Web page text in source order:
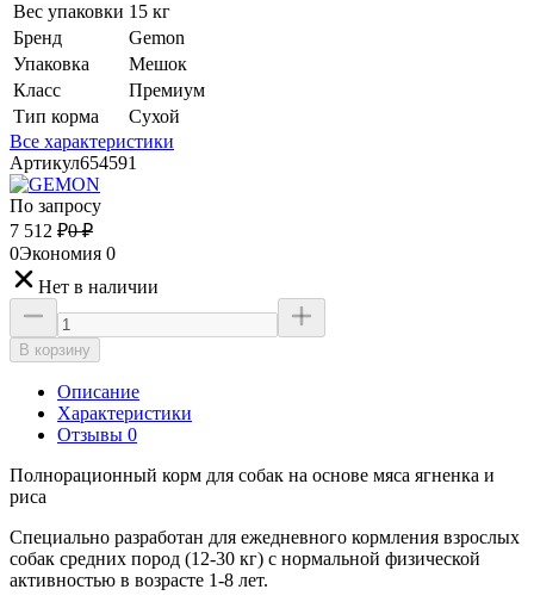
Вес упаковки 15 кг
Бренд
Gemon
Упаковка
Мешок
Класс
Премиум
Тип корма
Сухой
Все характеристики
Артикул654591
По запросу
7 512 ₽0 ₽
0Экономия 0
Нет в наличии
В корзину
Описание
Характеристики
Отзывы 0
Полнорационный корм для собак на основе мяса ягненка и
риса
Специально разработан для ежедневного кормления взрослых
собак средних пород (12-30 кг) с нормальной физической
активностью в возрасте 1-8 лет.